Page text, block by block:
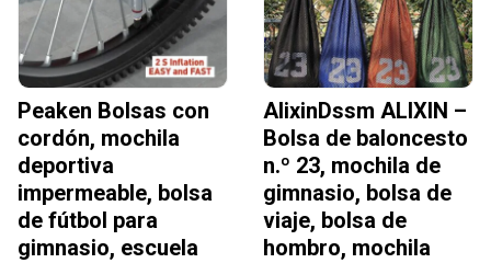
Peaken Bolsas con
cordón, mochila
deportiva
impermeable, bolsa
de fútbol para
gimnasio, escuela
AlixinDssm ALIXIN –
Bolsa de baloncesto
n.º 23, mochila de
gimnasio, bolsa de
viaje, bolsa de
hombro, mochila